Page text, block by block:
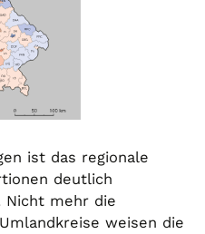
ist das regionale
deutlich
Nicht mehr die
weisen die